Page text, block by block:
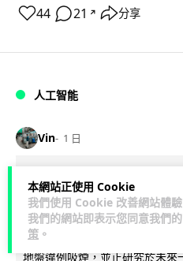
本網站正使用 Cookie
我們使用 Cookie 改善網站體
我們的網站即表示您同意我們的
策 。
44 21 ↗ 分享
人工智能
Vin 1 日
地盤偷吸煙難逃高
感無人機 擬加 AI 人
勞工處投入配備熱感應鏡頭的小
地盤違例吸煙，並正研究於未